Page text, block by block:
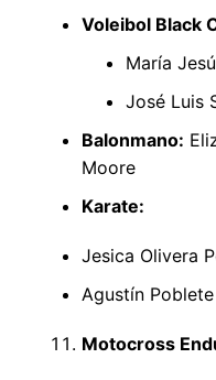
Voleibol Black
María
José Luis
Balonmano:
Moore
Karate:
Jesica Olivera
Agustín
Motocross